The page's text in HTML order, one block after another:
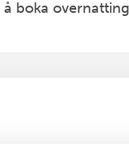
å boka